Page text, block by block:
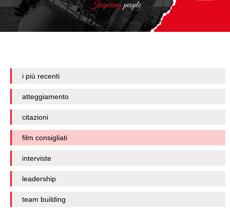
i più recenti
atteggiamento
citazioni
film consigliati
interviste
leadership
team building